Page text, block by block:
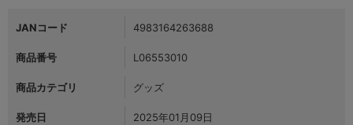
JANコード 4983164263688
商品番号 L06553010
商品カテゴリ グッズ
発売日 2025年01月09日